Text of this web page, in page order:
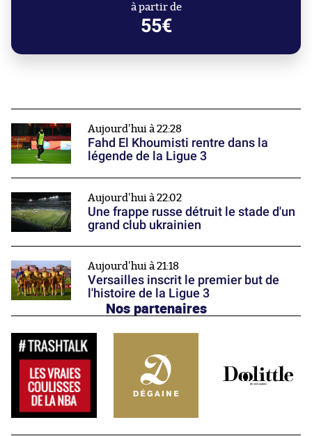
à partir de
55€
Aujourd'hui à 22:28
Fahd El Khoumisti rentre dans la
légende de la Ligue 3
Aujourd'hui à 22:02
Une frappe russe détruit le stade d'un
grand club ukrainien
Aujourd'hui à 21:18
Versailles inscrit le premier but de
l'histoire de la Ligue 3
Nos partenaires